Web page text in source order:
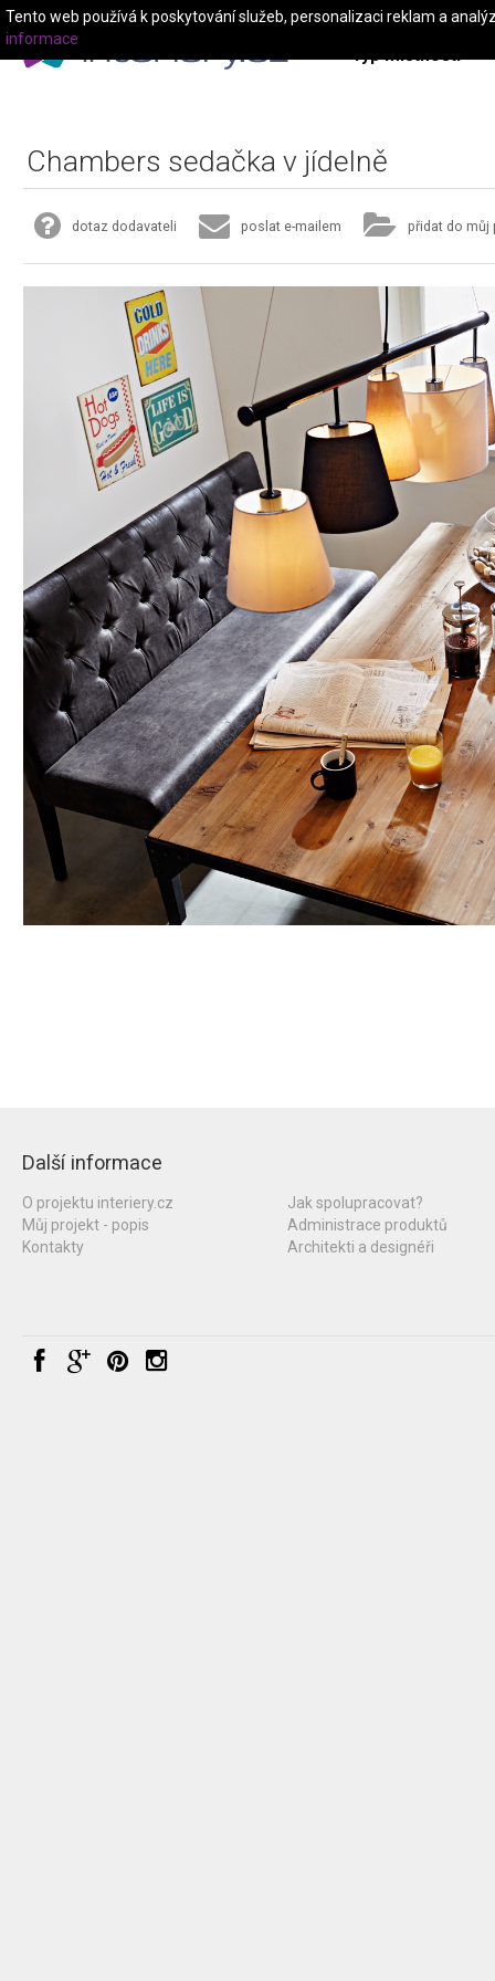
Typ místnosti
Chambers sedačka v jídelně
dotaz dodavateli poslat e-mailem přidat do můj
Další informace
O projektu interiery.cz
Můj projekt - popis
Kontakty
Jak spolupracovat?
Administrace produktů
Architekti a designéři
Tento web používá k poskytování služeb, personalizaci reklam a
informace